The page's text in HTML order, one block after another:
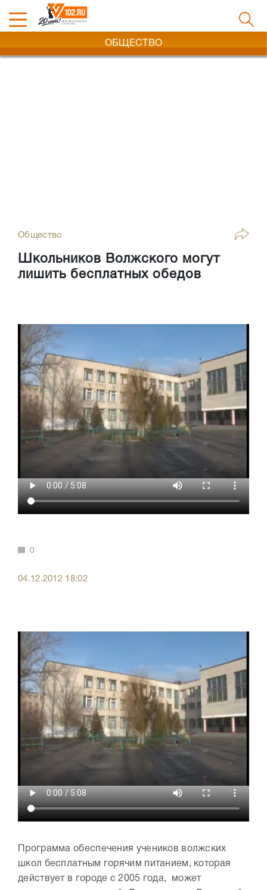
ОБЩЕСТВО
Общество
Школьников Волжского могут
лишить бесплатных обедов
0
04.12.2012 18:02
Программа обеспечения учеников волжских
школ бесплатным горячим питанием, которая
действует в городе с 2005 года, может